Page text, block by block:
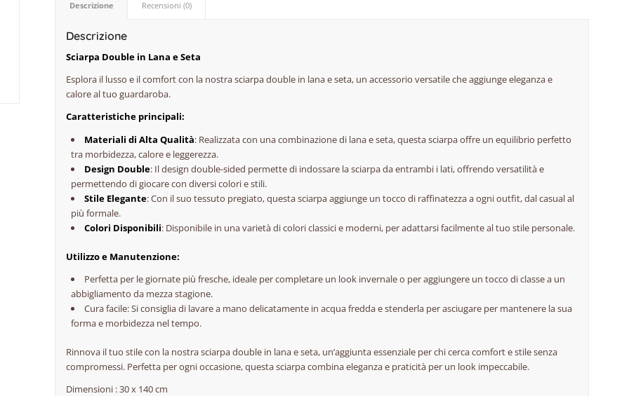
Descrizione Recensioni (0)
Descrizione
Sciarpa Double in Lana e Seta
Esplora il lusso e il comfort con la nostra sciarpa double in lana e seta, un accessorio versatile che aggiunge eleganza e
calore al tuo guardaroba.
Caratteristiche principali:
Materiali di Alta Qualità: Realizzata con una combinazione di lana e seta, questa sciarpa offre un equilibrio perfetto
tra morbidezza, calore e leggerezza.
Design Double: Il design double-sided permette di indossare la sciarpa da entrambi i lati, offrendo versatilità e
permettendo di giocare con diversi colori e stili.
Stile Elegante: Con il suo tessuto pregiato, questa sciarpa aggiunge un tocco di raffinatezza a ogni outfit, dal casual al
più formale.
Colori Disponibili: Disponibile in una varietà di colori classici e moderni, per adattarsi facilmente al tuo stile personale.
Utilizzo e Manutenzione:
Perfetta per le giornate più fresche, ideale per completare un look invernale o per aggiungere un tocco di classe a un
abbigliamento da mezza stagione.
Cura facile: Si consiglia di lavare a mano delicatamente in acqua fredda e stenderla per asciugare per mantenere la sua
forma e morbidezza nel tempo.
Rinnova il tuo stile con la nostra sciarpa double in lana e seta, un’aggiunta essenziale per chi cerca comfort e stile senza
compromessi. Perfetta per ogni occasione, questa sciarpa combina eleganza e praticità per un look impeccabile.
Dimensioni : 30 x 140 cm